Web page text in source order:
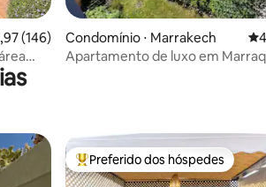
de uma avaliação média de 5, 146
(146)
Condomínio ⋅ Marrakech
Apartamento de luxo em
Entre os melhores preferidos dos
Preferido dos hóspedes